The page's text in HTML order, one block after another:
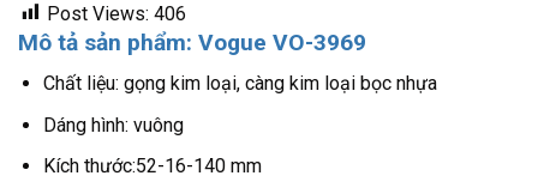
Post Views: 406
Mô tả sản phẩm: Vogue VO-3969
Chất liệu: gọng kim loại, càng kim loại bọc nhựa
Dáng hình: vuông
Kích thước:52-16-140 mm